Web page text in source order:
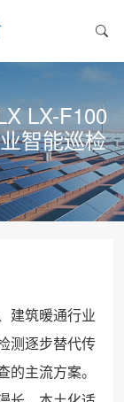
LX-F100
智能巡检
建筑暖通行业
测逐步替代传
主流方案。